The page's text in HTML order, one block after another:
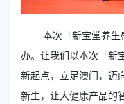
本次「新宝堂养生
办。让我们以本次「新
新起点，立足澳门，迈
新生，让大健康产品的